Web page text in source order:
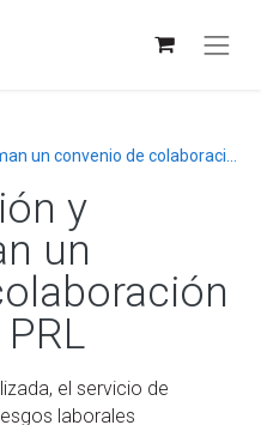
de colaboración en materia de PRL
y
un
el servicio de
laborales